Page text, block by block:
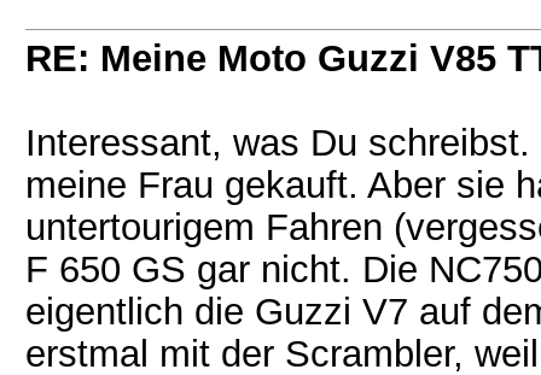
RE: Meine Moto Guzzi V85
Interessant, was Du
meine Frau gekauft. Aber sie
untertourigem Fahren
F 650 GS gar nicht. Die
eigentlich die Guzzi V7 auf
erstmal mit der Scrambler,